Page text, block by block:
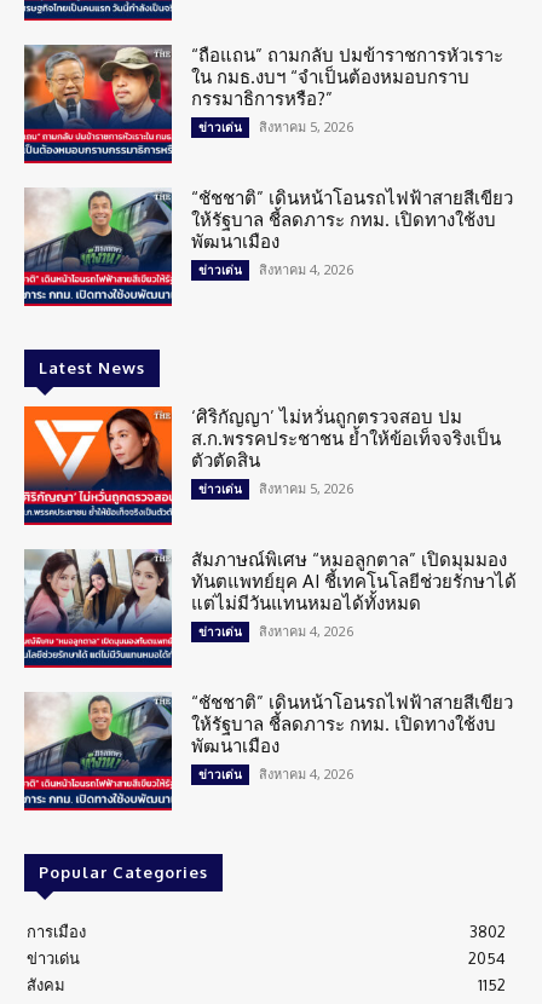
“ถือแถน” ถามกลับ ปมข้าราชการหัวเราะ
ใน กมธ.งบฯ “จำเป็นต้องหมอบกราบ
กรรมาธิการหรือ?”
ข่าวเด่น สิงหาคม 5, 2026
“ชัชชาติ” เดินหน้าโอนรถไฟฟ้าสายสีเขียว
ให้รัฐบาล ชี้ลดภาระ กทม. เปิดทางใช้งบ
พัฒนาเมือง
ข่าวเด่น สิงหาคม 4, 2026
Latest News
‘ศิริกัญญา’ ไม่หวั่นถูกตรวจสอบ ปม
ส.ก.พรรคประชาชน ย้ำให้ข้อเท็จจริงเป็น
ตัวตัดสิน
ข่าวเด่น สิงหาคม 5, 2026
สัมภาษณ์พิเศษ “หมอลูกตาล” เปิดมุมมอง
ทันตแพทย์ยุค AI ชี้เทคโนโลยีช่วยรักษาได้
แต่ไม่มีวันแทนหมอได้ทั้งหมด
ข่าวเด่น สิงหาคม 4, 2026
“ชัชชาติ” เดินหน้าโอนรถไฟฟ้าสายสีเขียว
ให้รัฐบาล ชี้ลดภาระ กทม. เปิดทางใช้งบ
พัฒนาเมือง
ข่าวเด่น สิงหาคม 4, 2026
Popular Categories
การเมือง
3802
ข่าวเด่น
2054
สังคม
1152